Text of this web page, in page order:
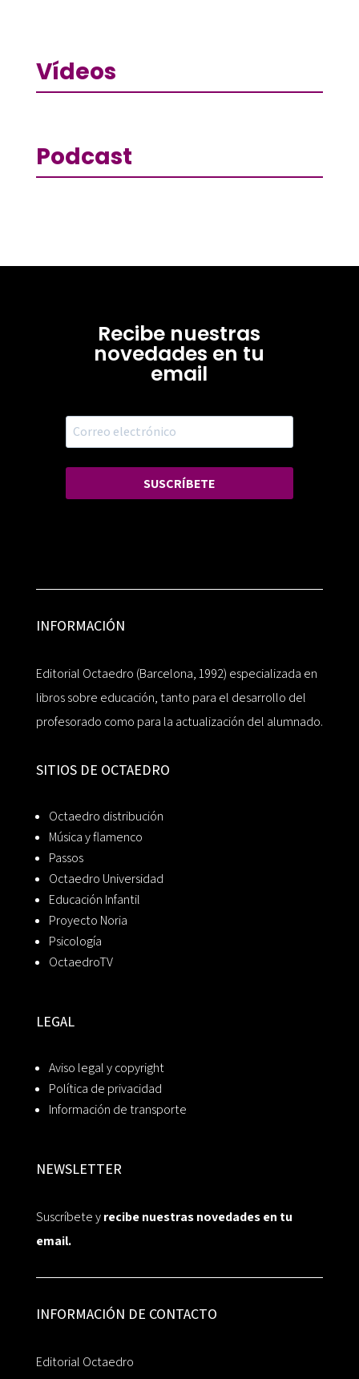
Vídeos
Podcast
Recibe nuestras
novedades en tu
email
SUSCRÍBETE
INFORMACIÓN
Editorial Octaedro (Barcelona, 1992) especializada en
libros sobre educación, tanto para el desarrollo del
profesorado como para la actualización del alumnado.
SITIOS DE OCTAEDRO
Octaedro distribución
Música y flamenco
Passos
Octaedro Universidad
Educación Infantil
Proyecto Noria
Psicología
OctaedroTV
LEGAL
Aviso legal y copyright
Política de privacidad
Información de transporte
NEWSLETTER
Suscríbete yrecibe nuestras novedades en tu
email.
INFORMACIÓN DE CONTACTO
Editorial Octaedro